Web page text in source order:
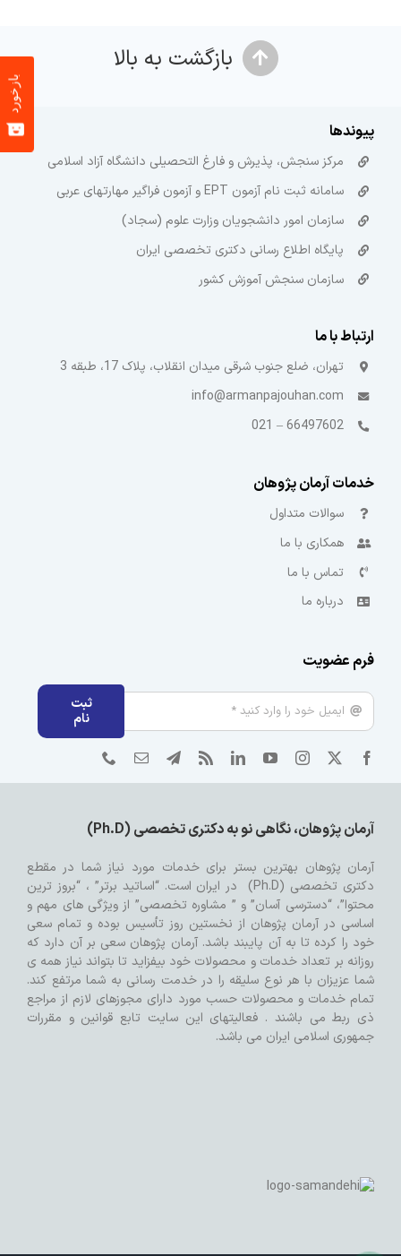
بازگشت به بالا
پیوندها
مرکز سنجش، پذیرش و فارغ التحصیلی دانشگاه آزاد اسلامی
سامانه ثبت نام آزمون EPT و آزمون فراگیر مهارتهای عربی
سازمان امور دانشجویان وزارت علوم (سجاد)
پایگاه اطلاع رسانی دکتری تخصصی ایران
سازمان سنجش آموزش کشور
ارتباط با ما
تهران، ضلع جنوب شرقی میدان انقلاب، پلاک 17، طبقه 3
info@armanpajouhan.com
66497602 – 021
خدمات آرمان پژوهان
سوالات متداول
همکاری با ما
تماس با ما
درباره ما
فرم عضویت
ثبت
نام
آرمان پژوهان، نگاهی نو به دکتری تخصصی (Ph.D)
آرمان پژوهان بهترین بستر برای خدمات مورد نیاز شما در مقطع
دکتری تخصصی (Ph.D) در ایران است. “اساتید برتر” ، “بروز ترین
محتوا”، “دسترسی آسان” و ” مشاوره تخصصی” از ویژگی های مهم و
اساسی در آرمان پژوهان از نخستین روز تأسیس بوده و تمام سعی
خود را کرده تا به آن پایبند باشد. آرمان پژوهان سعی بر آن دارد که
روزانه بر تعداد خدمات و محصولات خود بیفزاید تا بتواند نیاز همه ی
شما عزیزان با هر نوع سلیقه را در خدمت رسانی به شما مرتفع کند.
تمام خدمات و محصولات حسب مورد دارای مجوزهای لازم از مراجع
ذی ربط می باشند . فعالیتهای این سایت تابع قوانین و مقررات
جمهوری اسلامی ایران می باشد.
بازخورد